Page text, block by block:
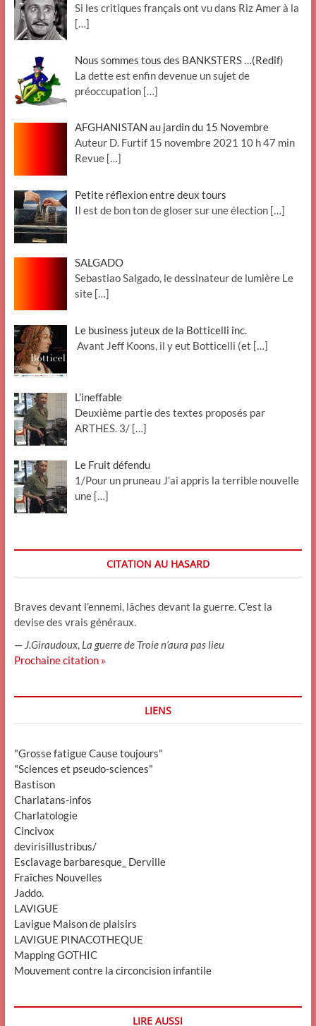
Si les critiques français ont vu dans Riz Amer à la
[…]
Nous sommes tous des BANKSTERS …(Redif)
La dette est enfin devenue un sujet de
préoccupation […]
AFGHANISTAN au jardin du 15 Novembre
Auteur D. Furtif 15 novembre 2021 10 h 47 min
Revue […]
Petite réflexion entre deux tours
Il est de bon ton de gloser sur une élection […]
SALGADO
Sebastiao Salgado, le dessinateur de lumière Le
site […]
Le business juteux de la Botticelli inc.
Avant Jeff Koons, il y eut Botticelli (et […]
L’ineffable
Deuxième partie des textes proposés par
ARTHES. 3/ […]
Le Fruit défendu
1/Pour un pruneau J’ai appris la terrible nouvelle
une […]
CITATION AU HASARD
Braves devant l’ennemi, lâches devant la guerre. C’est la
devise des vrais généraux.
— J.Giraudoux, La guerre de Troie n’aura pas lieu
Prochaine citation »
LIENS
"Grosse fatigue Cause toujours"
"Sciences et pseudo-sciences"
Bastison
Charlatans-infos
Charlatologie
Cincivox
devirisillustribus/
Esclavage barbaresque_ Derville
Fraîches Nouvelles
Jaddo.
LAVIGUE
Lavigue Maison de plaisirs
LAVIGUE PINACOTHEQUE
Mapping GOTHIC
Mouvement contre la circoncision infantile
LIRE AUSSI